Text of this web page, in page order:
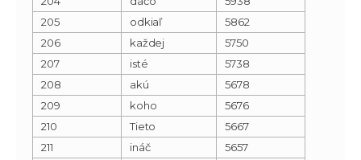
205
odkiaľ
5862
206
každej
5750
207
isté
5738
208
akú
5678
209
koho
5676
210
Tieto
5667
211
ináč
5657